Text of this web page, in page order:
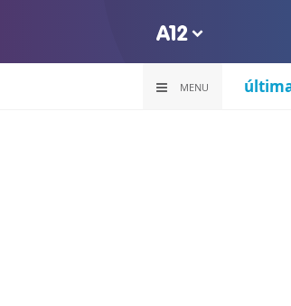
MENU